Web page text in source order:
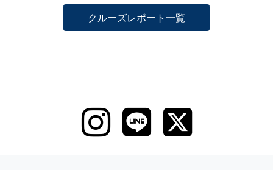
クルーズレポート一覧